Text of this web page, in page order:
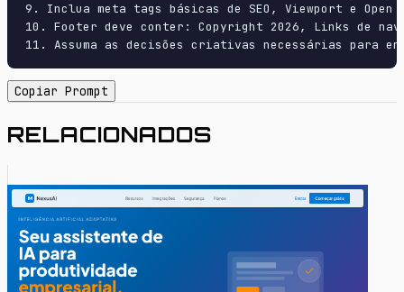
9. Inclua meta tags básicas de SEO, Viewport e Open
10. Footer deve conter: Copyright 2026, Links de
11. Assuma as decisões criativas necessárias para
Copiar Prompt
RELACIONADOS